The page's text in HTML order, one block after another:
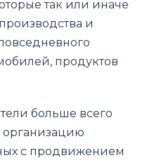
так или иначе
и
продуктов
больше всего
организацию
с продвижением